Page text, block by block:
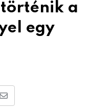
a
egy
Share